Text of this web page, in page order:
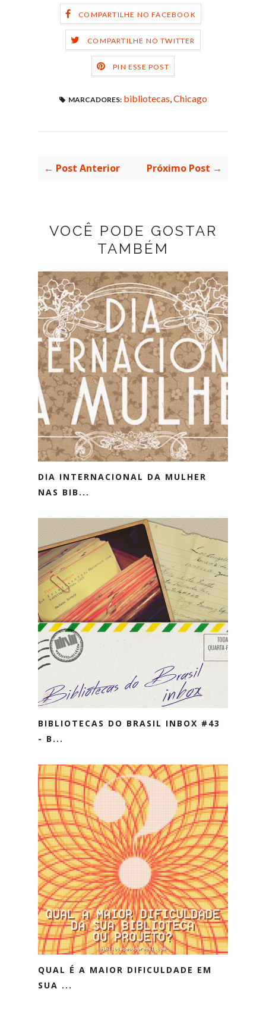
COMPARTILHE NO FACEBOOK
COMPARTILHE NO TWITTER
PIN ESSE POST
MARCADORES: bibliotecas,Chicago
← Post Anterior Próximo Post →
VOCÊ PODE GOSTAR
TAMBÉM
DIA INTERNACIONAL DA MULHER
NAS BIB...
BIBLIOTECAS DO BRASIL INBOX #43
- B...
QUAL É A MAIOR DIFICULDADE EM
SUA ...